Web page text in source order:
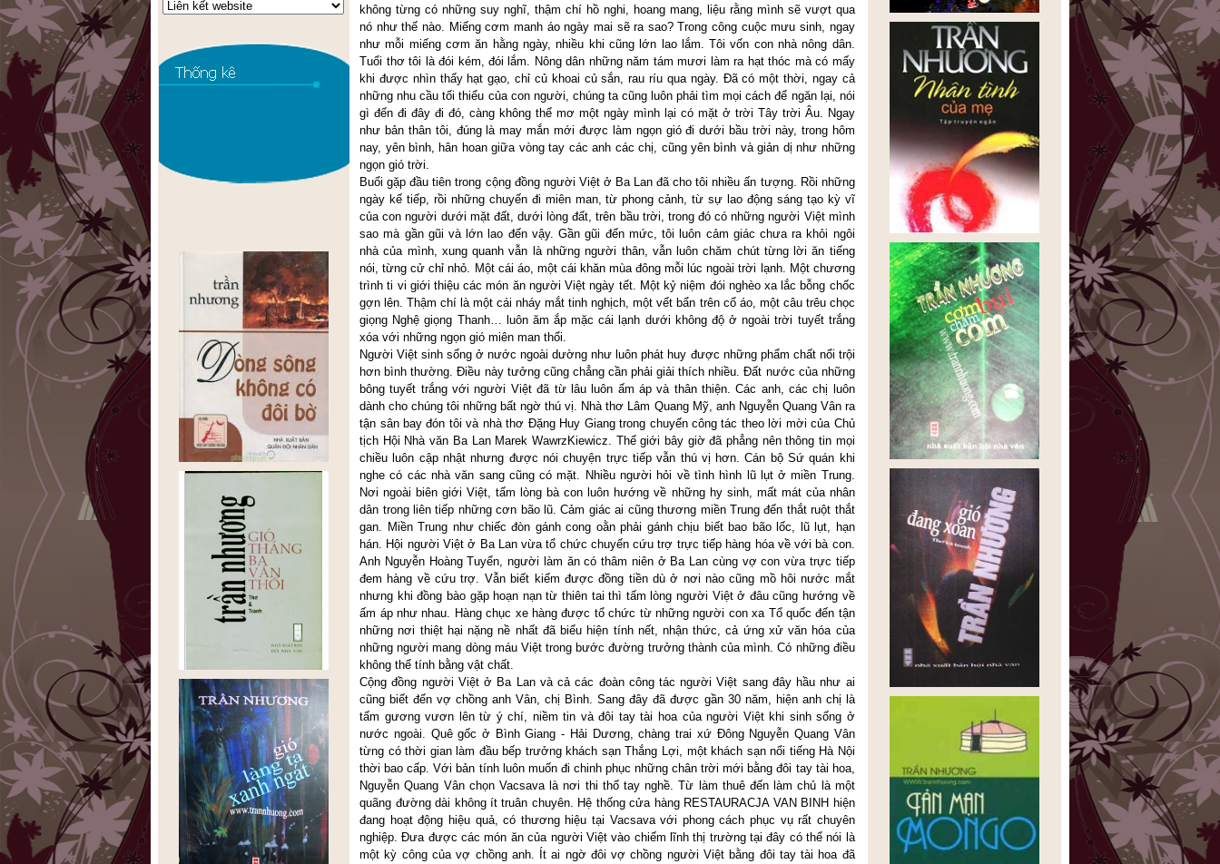
không từng có những suy nghĩ, thậm chí hồ nghi, hoang mang, liệu rằng mình sẽ vượt qua
nó như thế nào. Miếng cơm manh áo ngày mai sẽ ra sao? Trong công cuộc mưu sinh, ngay
như mỗi miếng cơm ăn hằng ngày, nhiều khi cũng lớn lao lắm. Tôi vốn con nhà nông dân.
Tuổi thơ tôi là đói kém, đói lắm. Nông dân những năm tám mươi làm ra hạt thóc mà có mấy
khi được nhìn thấy hạt gạo, chỉ củ khoai củ sắn, rau ríu qua ngày. Đã có một thời, ngay cả
những nhu cầu tối thiểu của con người, chúng ta cũng luôn phải tìm mọi cách để ngăn lại, nói
gì đến đi đây đi đó, càng không thể mơ một ngày mình lại có mặt ở trời Tây trời Âu. Ngay
như bản thân tôi, đúng là may mắn mới được làm ngọn gió đi dưới bầu trời này, trong hôm
nay, yên bình, hân hoan giữa vòng tay các anh các chị, cũng yên bình và giản dị như những
ngọn gió trời.
Buổi gặp đầu tiên trong cộng đồng người Việt ở Ba Lan đã cho tôi nhiều ấn tượng. Rồi những
ngày kế tiếp, rồi những chuyến đi miên man, từ phong cảnh, từ sự lao động sáng tạo kỳ vĩ
của con người dưới mặt đất, dưới lòng đất, trên bầu trời, trong đó có những người Việt mình
sao mà gần gũi và lớn lao đến vậy. Gần gũi đến mức, tôi luôn cảm giác chưa ra khỏi ngôi
nhà của mình, xung quanh vẫn là những người thân, vẫn luôn chăm chút từng lời ăn tiếng
nói, từng cử chỉ nhỏ. Một cái áo, một cái khăn mùa đông mỗi lúc ngoài trời lạnh. Một chương
trình ti vi giới thiệu các món ăn người Việt ngày tết. Một kỷ niệm đói nghèo xa lắc bỗng chốc
gợn lên. Thậm chí là một cái nháy mắt tinh nghịch, một vết bẩn trên cổ áo, một câu trêu chọc
giọng Nghệ giọng Thanh… luôn ăm ắp mặc cái lạnh dưới không độ ở ngoài trời tuyết trắng
xóa với những ngọn gió miên man thổi.
Người Việt sinh sống ở nước ngoài dường như luôn phát huy được những phẩm chất nổi trội
hơn bình thường. Điều này tưởng cũng chẳng cần phải giải thích nhiều. Đất nước của những
bông tuyết trắng với người Việt đã từ lâu luôn ấm áp và thân thiện. Các anh, các chị luôn
dành cho chúng tôi những bất ngờ thú vị. Nhà thơ Lâm Quang Mỹ, anh Nguyễn Quang Vân ra
tận sân bay đón tôi và nhà thơ Đặng Huy Giang trong chuyến công tác theo lời mời của Chủ
tịch Hội Nhà văn Ba Lan Marek WawrzKiewicz. Thế giới bây giờ đã phẳng nên thông tin mọi
chiều luôn cập nhật nhưng được nói chuyện trực tiếp vẫn thú vị hơn. Cán bộ Sứ quán khi
nghe có các nhà văn sang cũng có mặt. Nhiều người hỏi về tình hình lũ lụt ở miền Trung.
Nơi ngoài biên giới Việt, tấm lòng bà con luôn hướng về những hy sinh, mất mát của nhân
dân trong liên tiếp những cơn bão lũ. Cảm giác ai cũng thương miền Trung đến thắt ruột thắt
gan. Miền Trung như chiếc đòn gánh cong oằn phải gánh chịu biết bao bão lốc, lũ lụt, hạn
hán. Hội người Việt ở Ba Lan vừa tổ chức chuyến cứu trợ trực tiếp hàng hóa về với bà con.
Anh Nguyễn Hoàng Tuyển, người làm ăn có thâm niên ở Ba Lan cùng vợ con vừa trực tiếp
đem hàng về cứu trợ. Vẫn biết kiếm được đồng tiền dù ở nơi nào cũng mồ hôi nước mắt
nhưng khi đồng bào gặp hoạn nạn từ thiên tai thì tấm lòng người Việt ở đâu cũng hướng về
ấm áp như nhau. Hàng chục xe hàng được tổ chức từ những người con xa Tổ quốc đến tận
những nơi thiệt hại nặng nề nhất đã biểu hiện tính nết, nhận thức, cả ứng xử văn hóa của
những người mang dòng máu Việt trong bước đường trưởng thành của mình. Có những điều
không thể tính bằng vật chất.
Cộng đồng người Việt ở Ba Lan và cả các đoàn công tác người Việt sang đây hầu như ai
cũng biết đến vợ chồng anh Vân, chị Bình. Sang đây đã được gần 30 năm, hiện anh chị là
tấm gương vươn lên từ ý chí, niềm tin và đôi tay tài hoa của người Việt khi sinh sống ở
nước ngoài. Quê gốc ở Bình Giang - Hải Dương, chàng trai xứ Đông Nguyễn Quang Vân
từng có thời gian làm đầu bếp trưởng khách sạn Thắng Lợi, một khách sạn nổi tiếng Hà Nội
thời bao cấp. Với bản tính luôn muốn đi chinh phục những chân trời mới bằng đôi tay tài hoa,
Nguyễn Quang Vân chọn Vacsava là nơi thi thố tay nghề. Từ làm thuê đến làm chủ là một
quãng đường dài không ít truân chuyên. Hệ thống cửa hàng RESTAURACJA VAN BINH hiện
đang hoạt động hiệu quả, có thương hiệu tại Vacsava với phong cách phục vụ rất chuyên
nghiệp. Đưa được các món ăn của người Việt vào chiếm lĩnh thị trường tại đây có thể nói là
một kỳ công của vợ chồng anh. Ít ai ngờ đôi vợ chồng người Việt bằng đôi tay tài hoa đã